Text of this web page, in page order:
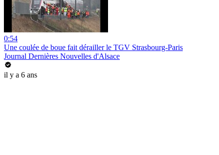
0:54
Une coulée de boue fait dérailler le TGV Strasbourg-Paris
Journal Dernières Nouvelles d'Alsace
il y a 6 ans